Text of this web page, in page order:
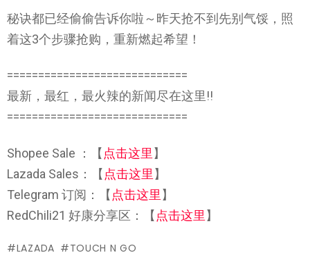
秘诀都已经偷偷告诉你啦～昨天抢不到先别气馁，照
着这3个步骤抢购，重新燃起希望！
=============================
最新，最红，最火辣的新闻尽在这里!!
=============================
Shopee Sale ：【点击这里】
Lazada Sales：【点击这里】
Telegram 订阅：【点击这里】
RedChili21 好康分享区：【点击这里】
LAZADA TOUCH N GO